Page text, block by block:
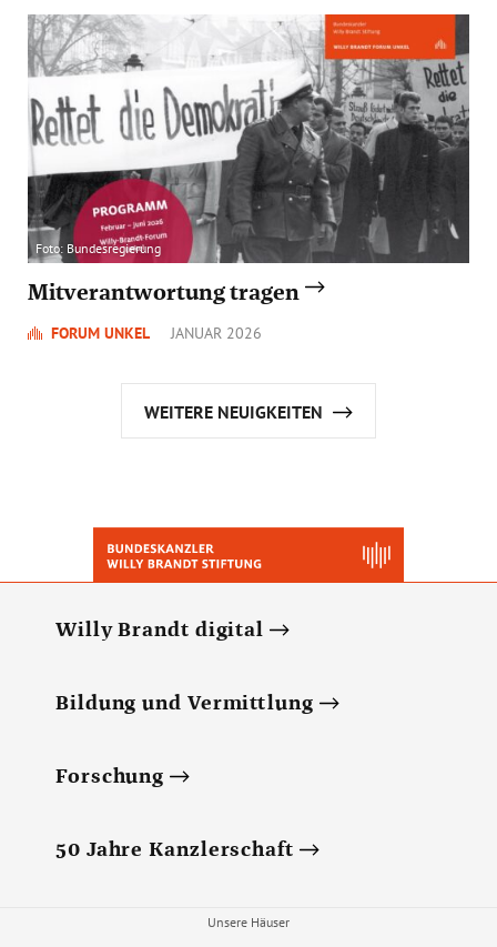
Foto: Bundesregierung
Mitverantwortung tragen
FORUM UNKEL JANUAR 2026
WEITERE NEUIGKEITEN
Willy Brandt digital
Bildung und Vermittlung
Forschung
50 Jahre Kanzlerschaft
Unsere Häuser